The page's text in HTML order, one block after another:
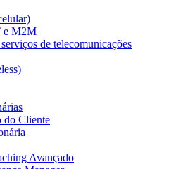
e M2M
de telecomunicações
do Cliente
Avançado